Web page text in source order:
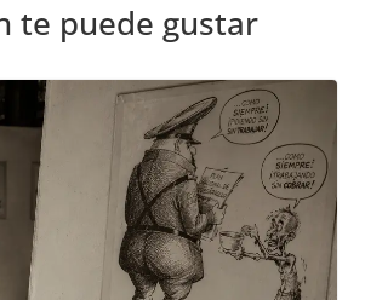
te puede gustar